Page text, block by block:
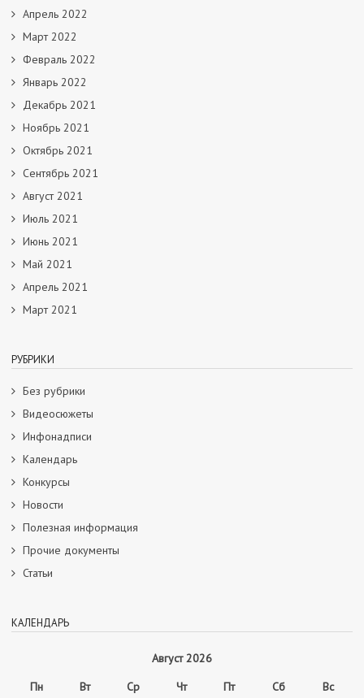
Апрель 2022
Март 2022
Февраль 2022
Январь 2022
Декабрь 2021
Ноябрь 2021
Октябрь 2021
Сентябрь 2021
Август 2021
Июль 2021
Июнь 2021
Май 2021
Апрель 2021
Март 2021
РУБРИКИ
Без рубрики
Видеосюжеты
Инфонадписи
Календарь
Конкурсы
Новости
Полезная информация
Прочие документы
Статьи
КАЛЕНДАРЬ
Август 2026
Пн
Вт Ср Чт Пт Сб Вс